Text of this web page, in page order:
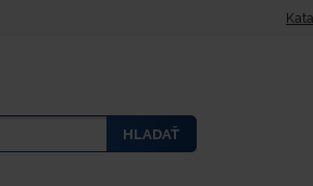
HLADAŤ